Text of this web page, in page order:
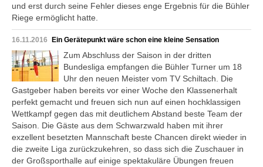
und erst durch seine Fehler dieses enge Ergebnis für die Bühler
Riege ermöglicht hatte.
16.11.2016 Ein Gerätepunkt wäre schon eine kleine Sensation
Zum Abschluss der Saison in der dritten
Bundesliga empfangen die Bühler Turner um 18
Uhr den neuen Meister vom TV Schiltach. Die
Gastgeber haben bereits vor einer Woche den Klassenerhalt
perfekt gemacht und freuen sich nun auf einen hochklassigen
Wettkampf gegen das mit deutlichem Abstand beste Team der
Saison. Die Gäste aus dem Schwarzwald haben mit ihrer
exzellent besetzten Mannschaft beste Chancen direkt wieder in
die zweite Liga zurückzukehren, so dass sich die Zuschauer in
der Großsporthalle auf einige spektakuläre Übungen freuen